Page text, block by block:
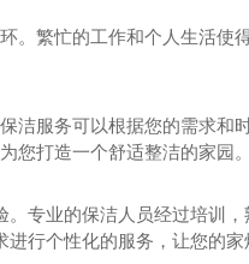
。繁忙的工作和个人生活使
洁服务可以根据您的需求和
您打造一个舒适整洁的家园。
专业的保洁人员经过培训
行个性化的服务，让您的家